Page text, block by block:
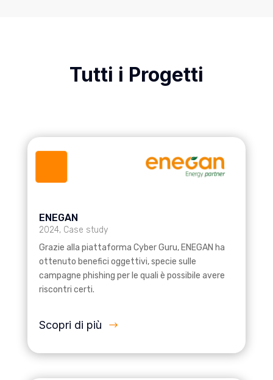
Tutti i Progetti
ENEGAN
2024, Case study
Grazie alla piattaforma Cyber Guru, ENEGAN ha
ottenuto benefici oggettivi, specie sulle
campagne phishing per le quali è possibile avere
riscontri certi.
Scopri di più